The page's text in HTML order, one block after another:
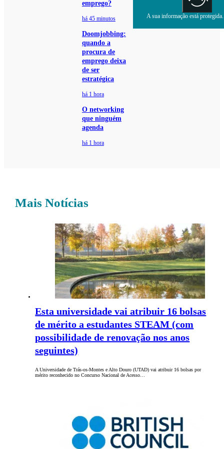
emprego?
há 45 minutos
Doomjobbing:
quando a
procura de
emprego deixa
de ser
estratégica
há 1 hora
O networking
que ninguém
agenda
há 1 hora
A sua informação está
Mais Notícias
Esta universidade vai atribuir 16 bolsas
de mérito a estudantes STEAM (com
possibilidade de renovação nos anos
seguintes)
A Universidade de Trás-os-Montes e Alto Douro (UTAD) vai atribuir 16 bolsas por
mérito reconhecido no Concurso Nacional de Acesso…